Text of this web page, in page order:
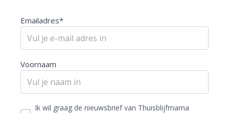
Emailadres*
Voornaam
Ik wil graag de nieuwsbrief van Thuisblijfmama